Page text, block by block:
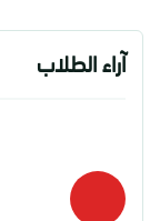
آراء الطلاب